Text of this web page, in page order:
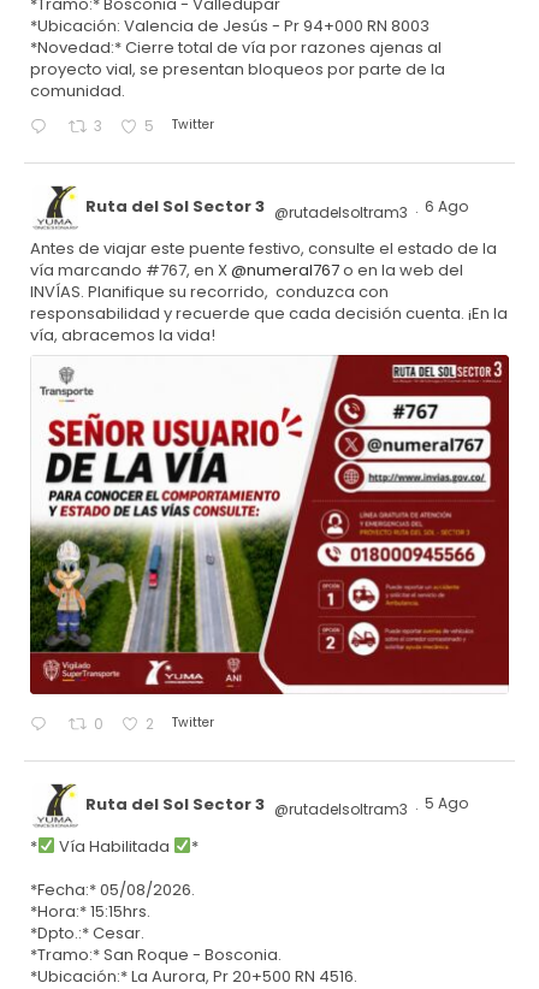
*Ubicación: Valencia de Jesús - Pr 94+000 RN 8003
*Novedad:* Cierre total de vía por razones ajenas al
proyecto vial, se presentan bloqueos por parte de la
comunidad.
3 5 Twitter
Ruta del Sol Sector 3 @rutadelsoltram3 · 6 Ago
Antes de viajar este puente festivo, consulte el estado de la
vía marcando #767, en X@numeral767o en la web del
INVÍAS. Planifique su recorrido, conduzca con
responsabilidad y recuerde que cada decisión cuenta. ¡En la
vía, abracemos la vida!
0 2 Twitter
Ruta del Sol Sector 3 @rutadelsoltram3 · 5 Ago
* Vía Habilitada
*
*Fecha:* 05/08/2026.
*Hora:* 15:15hrs.
*Dpto.:* Cesar.
*Tramo:* San Roque - Bosconia.
*Ubicación:* La Aurora, Pr 20+500 RN 4516.